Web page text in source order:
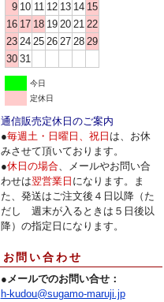
9 10 11 12 13 14 15
16 17 18 19 20 21 22
23 24 25 26 27 28 29
30 31
今日
定休日
通信販売定休日のご案内
●毎週土・日曜日、祝日 は、お休
みさせて頂いております。
●休日の場合、メールやお問い合
わせは翌営業日 になります。ま
た、発送はご注文後４日以降（た
だし 週末が入るときは５日後以
降）の指定日になります。
お問い合わせ
●メールでのお問い合せ：
h-kudou@sugamo-maruji.jp